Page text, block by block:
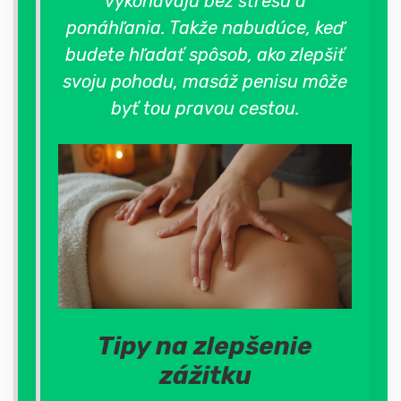
ponáhľania. Takže nabudúce, keď
budete hľadať spôsob, ako zlepšiť
svoju pohodu, masáž penisu môže
byť tou pravou cestou.
Tipy na zlepšenie
zážitku